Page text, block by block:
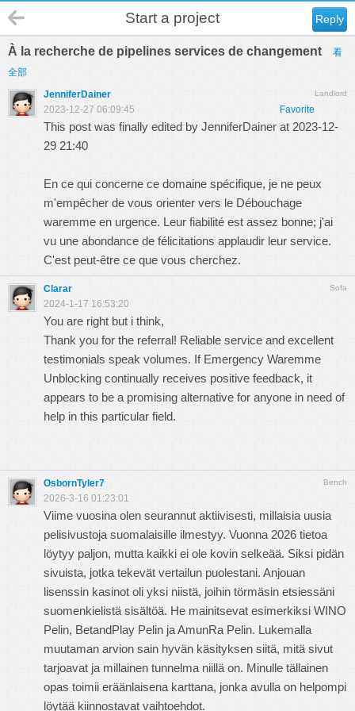
Reply
Start a project
À la recherche de pipelines services de changement
看
全部
Landlord
JenniferDainer
Favorite
2023-12-27 06:09:45
This post was finally edited by JenniferDainer at 2023-12-
29 21:40
En ce qui concerne ce domaine spécifique, je ne peux
m'empêcher de vous orienter vers le Débouchage
waremme en urgence. Leur fiabilité est assez bonne; j'ai
vu une abondance de félicitations applaudir leur service.
C'est peut-être ce que vous cherchez.
Sofa
Clarar
2024-1-17 16:53:20
You are right but i think,
Thank you for the referral! Reliable service and excellent
testimonials speak volumes. If Emergency Waremme
Unblocking continually receives positive feedback, it
appears to be a promising alternative for anyone in need of
help in this particular field.
Bench
OsbornTyler7
2026-3-16 01:23:01
Viime vuosina olen seurannut aktiivisesti, millaisia uusia
pelisivustoja suomalaisille ilmestyy. Vuonna 2026 tietoa
löytyy paljon, mutta kaikki ei ole kovin selkeää. Siksi pidän
sivuista, jotka tekevät vertailun puolestani. Anjouan
lisenssin kasinot oli yksi niistä, joihin törmäsin etsiessäni
suomenkielistä sisältöä. He mainitsevat esimerkiksi WINO
Pelin, BetandPlay Pelin ja AmunRa Pelin. Lukemalla
muutaman arvion sain hyvän käsityksen siitä, mitä sivut
tarjoavat ja millainen tunnelma niillä on. Minulle tällainen
opas toimii eräänlaisena karttana, jonka avulla on helpompi
löytää kiinnostavat vaihtoehdot.